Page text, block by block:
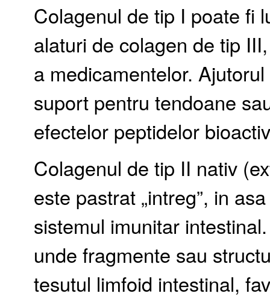
Colagenul de tip I poate fi
alaturi de colagen de tip
a medicamentelor.
suport pentru tendoane
efectelor peptidelor
Colagenul de tip II nativ
este pastrat „intreg”, in
sistemul imunitar
unde fragmente sau
tesutul limfoid intestinal,